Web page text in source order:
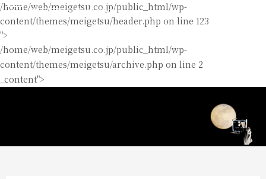
/home/web/meigetsu.co.jp/public_html/wp-
content/themes/meigetsu/header.php on line 123
">
/home/web/meigetsu.co.jp/public_html/wp-
content/themes/meigetsu/archive.php on line 2
_content">